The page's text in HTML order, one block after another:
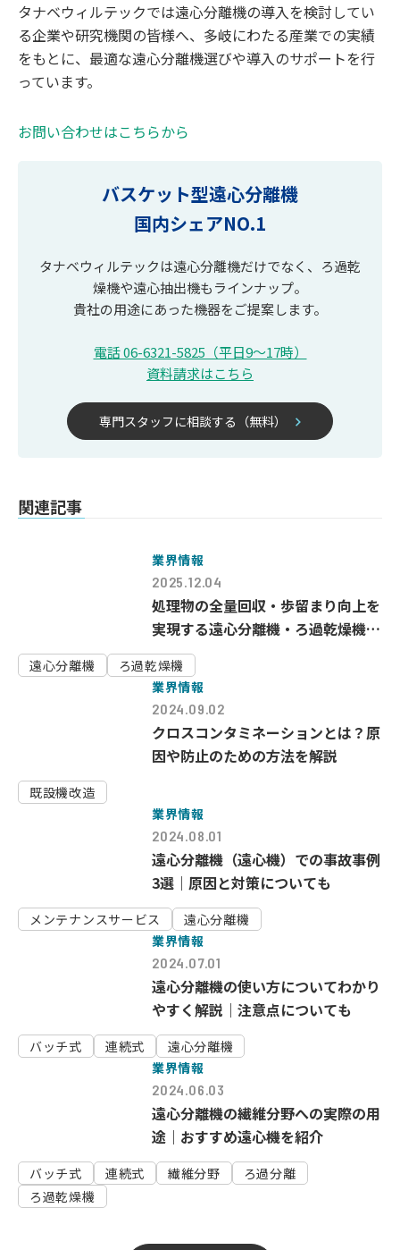
タナベウィルテックでは遠心分離機の導入を検討してい
る企業や研究機関の皆様へ、多岐にわたる産業での実績
をもとに、最適な遠心分離機選びや導入のサポートを行
っています。
お問い合わせはこちらから
バスケット型遠心分離機
国内シェアNO.1
タナベウィルテックは遠心分離機だけでなく、ろ過乾
燥機や遠心抽出機もラインナップ。
貴社の用途にあった機器をご提案します。
電話 06-6321-5825（平日9〜17時）
資料請求はこちら
専門スタッフに相談する（無料）
関連記事
業界情報
2025.12.04
処理物の全量回収・歩留まり向上を
実現する遠心分離機・ろ過乾燥機と
は？
遠心分離機
ろ過乾燥機
業界情報
2024.09.02
クロスコンタミネーションとは？原
因や防止のための方法を解説
既設機改造
業界情報
2024.08.01
遠心分離機（遠心機）での事故事例
3選｜原因と対策についても
メンテナンスサービス
遠心分離機
業界情報
2024.07.01
遠心分離機の使い方についてわかり
やすく解説｜注意点についても
バッチ式 連続式
遠心分離機
業界情報
2024.06.03
遠心分離機の繊維分野への実際の用
途｜おすすめ遠心機を紹介
バッチ式 連続式 繊維分野
ろ過分離
ろ過乾燥機